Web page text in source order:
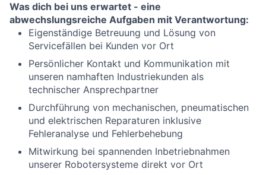
Was dich bei uns erwartet - eine
abwechslungsreiche Aufgaben mit Verantwortung:
Eigenständige Betreuung und Lösung von
Servicefällen bei Kunden vor Ort
Persönlicher Kontakt und Kommunikation mit
unseren namhaften Industriekunden als
technischer Ansprechpartner
Durchführung von mechanischen, pneumatischen
und elektrischen Reparaturen inklusive
Fehleranalyse und Fehlerbehebung
Mitwirkung bei spannenden Inbetriebnahmen
unserer Robotersysteme direkt vor Ort